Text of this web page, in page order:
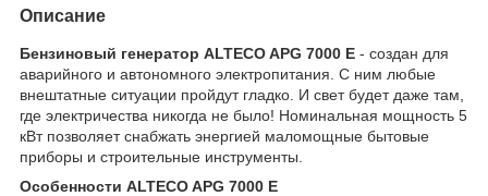
Описание
Бензиновый генератор ALTECO APG 7000 E - создан для
аварийного и автономного электропитания. С ним любые
внештатные ситуации пройдут гладко. И свет будет даже там,
где электричества никогда не было! Номинальная мощность 5
кВт позволяет снабжать энергией маломощные бытовые
приборы и строительные инструменты.
Особенности ALTECO APG 7000 E